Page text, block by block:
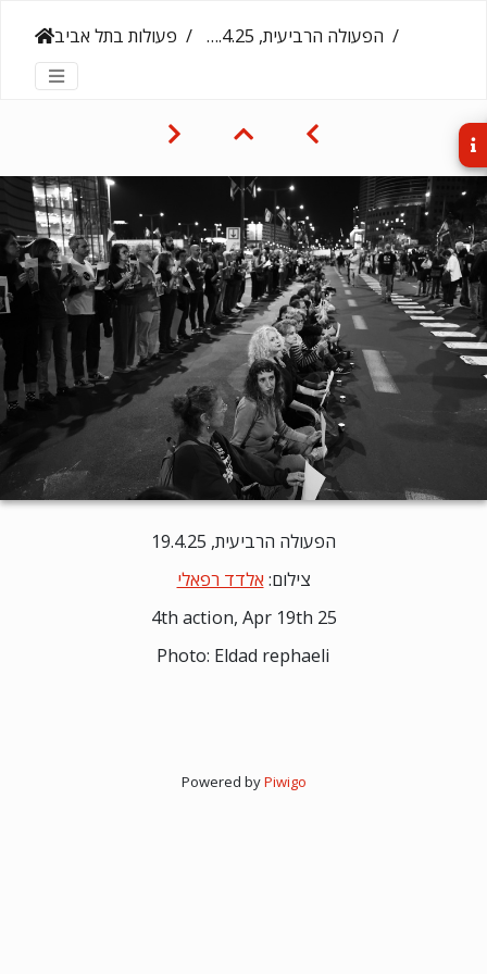
פעולות בתל אביב הפעולה הרביעית, 19.4.25
הפעולה הרביעית, 19.4.25
צילום: אלדד רפאלי
4th action, Apr 19th 25
Photo: Eldad rephaeli
Powered byPiwigo